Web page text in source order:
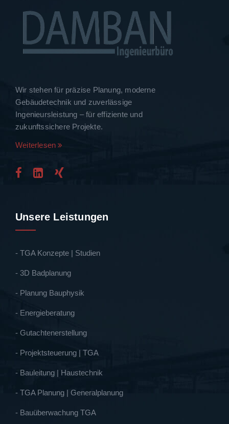
Wir stehen für präzise Planung, moderne
Gebäudetechnik und zuverlässige
Ingenieursleistung – für effiziente und
zukunftssichere Projekte.
Weiterlesen
Unsere Leistungen
- TGA Konzepte | Studien
- 3D Badplanung
- Planung Bauphysik
- Energieberatung
- Gutachtenerstellung
- Projektsteuerung | TGA
- Bauleitung | Haustechnik
- TGA Planung | Generalplanung
- Bauüberwachung TGA